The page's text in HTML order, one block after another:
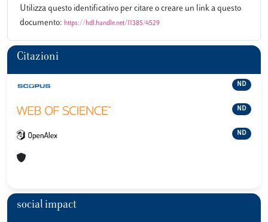
Utilizza questo identificativo per citare o creare un link a questo
documento: https://hdl.handle.net/11385/4529
Citazioni
ND
ND
ND
social impact